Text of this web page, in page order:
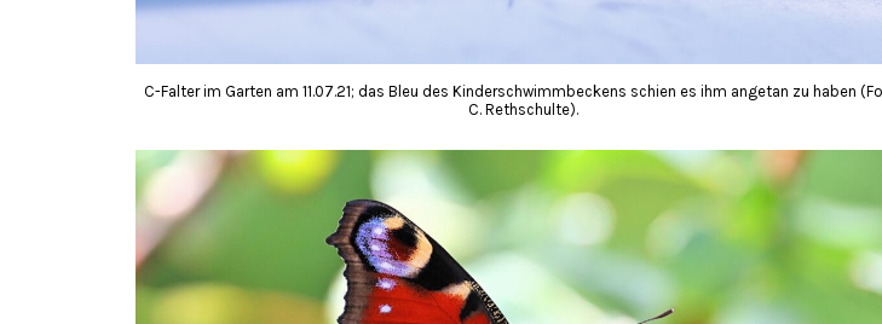
C-Falter im Garten am 11.07.21; das Bleu des Kinderschwimmbeckens schien es ihm angetan zu haben
C. Rethschulte).